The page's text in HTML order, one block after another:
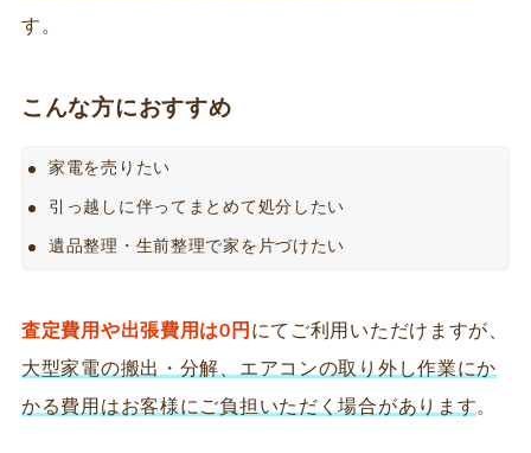
す。
こんな方におすすめ
家電を売りたい
引っ越しに伴ってまとめて処分したい
遺品整理・生前整理で家を片づけたい
査定費用や出張費用は0円 にてご利用いただけますが、
大型家電の搬出・分解、エアコンの取り外し作業にか
かる費用はお客様にご負担いただく場合があります。